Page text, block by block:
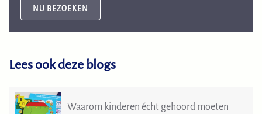
NU BEZOEKEN
Lees ook deze blogs
Waarom kinderen écht gehoord moeten